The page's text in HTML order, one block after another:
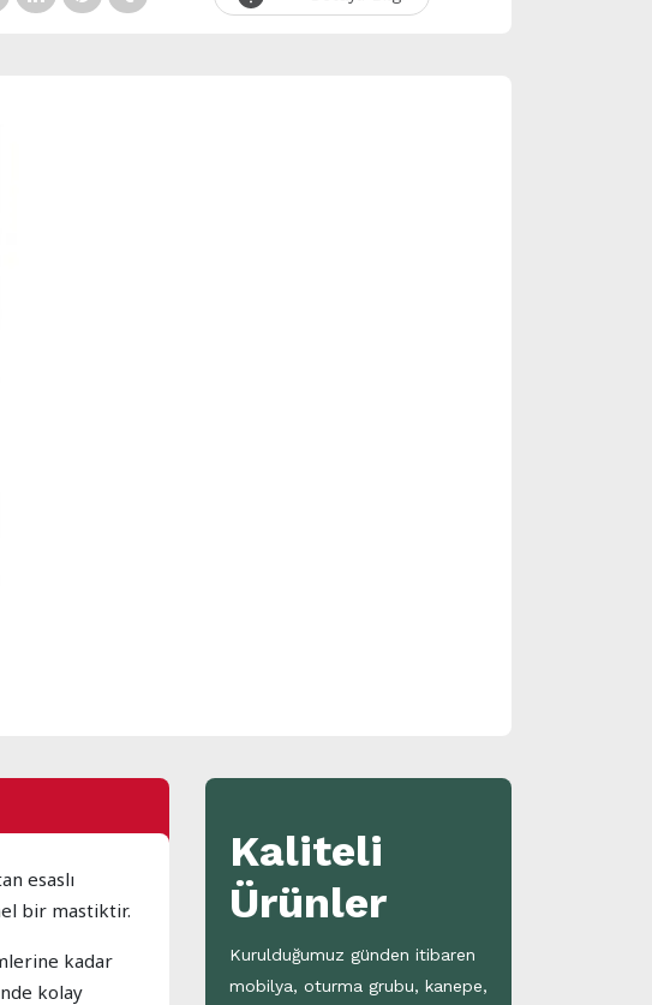
esaslı
bir mastiktir.
kadar
kolay
Kaliteli
Ürünler
Kurulduğumuz günden itibaren
mobilya, oturma grubu, kanepe,